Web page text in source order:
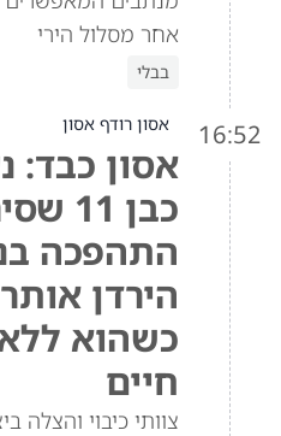
אחר מסלול הירי
בבלי
16:52 אסון רודף אסון
אסון כבד:
כבן
התהפכה
הירדן אותר
כשהוא
חיים
צוותי כיבוי והצלה